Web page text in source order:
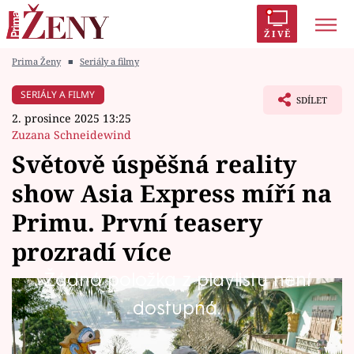
ŽIVĚ
Módní alarm
Témata
Celebrity
Vztahy
Seriály
Prima Ženy ■ Seriály a filmy
SERIÁLY A FILMY
2. prosince 2025 13:25
Zuzana Schneidewind
SDÍLET
Světově úspěšná reality
show Asia Express míří na
Primu. První teasery
prozradí více
Žádná položka z playlistu není
dostupná.
Potvrzeno. Do vysílání TV Prima se právě
připravuje česká verze cestovatelské soutěžní
reality show Asia Express. Na premiéru se